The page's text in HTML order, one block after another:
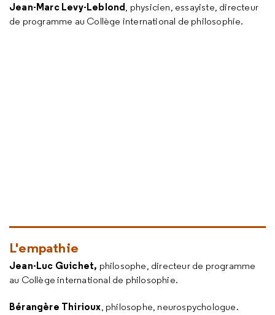
Jean-Marc Levy-Leblond, physicien, essayiste, directeur
de programme au Collège international de philosophie.
L'empathie
Jean-Luc Guichet, philosophe, directeur de programme
au Collège international de philosophie.
Bérangère Thirioux, philosophe, neurospychologue.